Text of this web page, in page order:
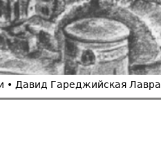
• Давид Гареджийская Лавра